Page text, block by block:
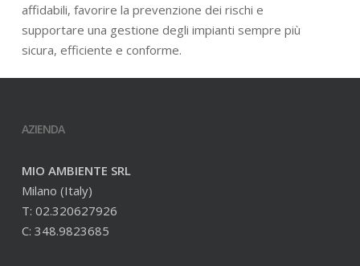
affidabili, favorire la prevenzione dei rischi e
supportare una gestione degli impianti sempre più
sicura, efficiente e conforme.
AZIENDA
MIO AMBIENTE SRL
Milano (Italy)
T: 02.320627926
C: 348.9823685